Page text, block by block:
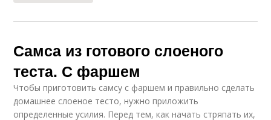
Самса из готового слоеного
теста. С фаршем
Чтобы приготовить самсу с фаршем и правильно сделать
домашнее слоеное тесто, нужно приложить
определенные усилия. Перед тем, как начать стряпать их,